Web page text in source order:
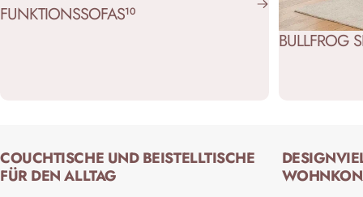
FUNKTIONSSOFAS10
BULLFROG
COUCHTISCHE UND BEISTELLTISCHE
FÜR DEN ALLTAG